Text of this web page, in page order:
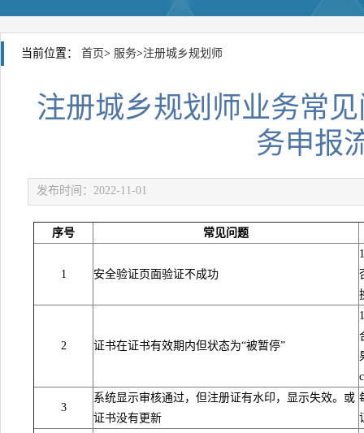
当前位置： 首页> 服务>注册城乡规划师
注册城乡规划师业务常
务申报
发布时间：2022-11-01
序号 常见问题
1 安全验证页面验证不成功
2 证书在证书有效期内但状态为“被暂停”
3
系统显示审核通过，但注册证有水印，显示失效。或
证书没有更新